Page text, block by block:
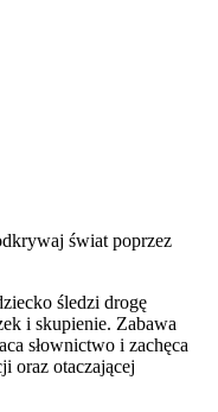
świat poprzez
śledzi drogę
i skupienie. Zabawa
słownictwo i zachęca
oraz otaczającej